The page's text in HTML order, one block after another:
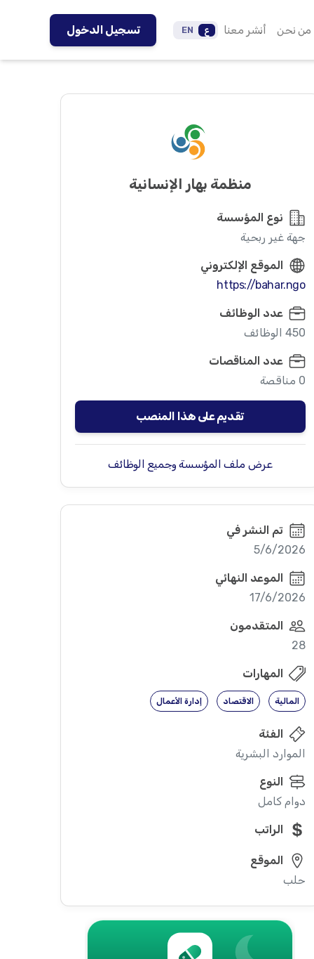
من نحن أنشر معنا ع EN تسجيل الدخول
منظمة بهار الإنسانية
نوع المؤسسة
جهة غير ربحية
الموقع الإلكتروني
https://bahar.ngo
عدد الوظائف
450 الوظائف
عدد المناقصات
0 مناقصة
تقديم على هذا المنصب
عرض ملف المؤسسة وجميع الوظائف
تم النشر في
5/6/2026
الموعد النهائي
17/6/2026
المتقدمون
28
المهارات
المالية الاقتصاد إدارة الأعمال
الفئة
الموارد البشرية
النوع
دوام كامل
الراتب
الموقع
حلب